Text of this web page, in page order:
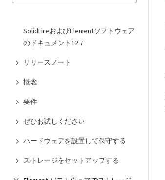
SolidFireおよびElementソフトウェア
のドキュメント12.7
リリースノート
概念
要件
ぜひお試しください
ハードウェアを設置して保守する
ストレージをセットアップする